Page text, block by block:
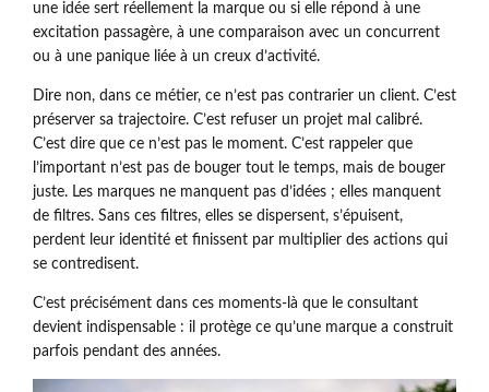
une idée sert réellement la marque ou si elle répond à une
excitation passagère, à une comparaison avec un concurrent
ou à une panique liée à un creux d’activité.
Dire non, dans ce métier, ce n’est pas contrarier un client. C’est
préserver sa trajectoire. C’est refuser un projet mal calibré.
C’est dire que ce n’est pas le moment. C’est rappeler que
l’important n’est pas de bouger tout le temps, mais de bouger
juste. Les marques ne manquent pas d’idées ; elles manquent
de filtres. Sans ces filtres, elles se dispersent, s’épuisent,
perdent leur identité et finissent par multiplier des actions qui
se contredisent.
C’est précisément dans ces moments-là que le consultant
devient indispensable : il protège ce qu’une marque a construit
parfois pendant des années.